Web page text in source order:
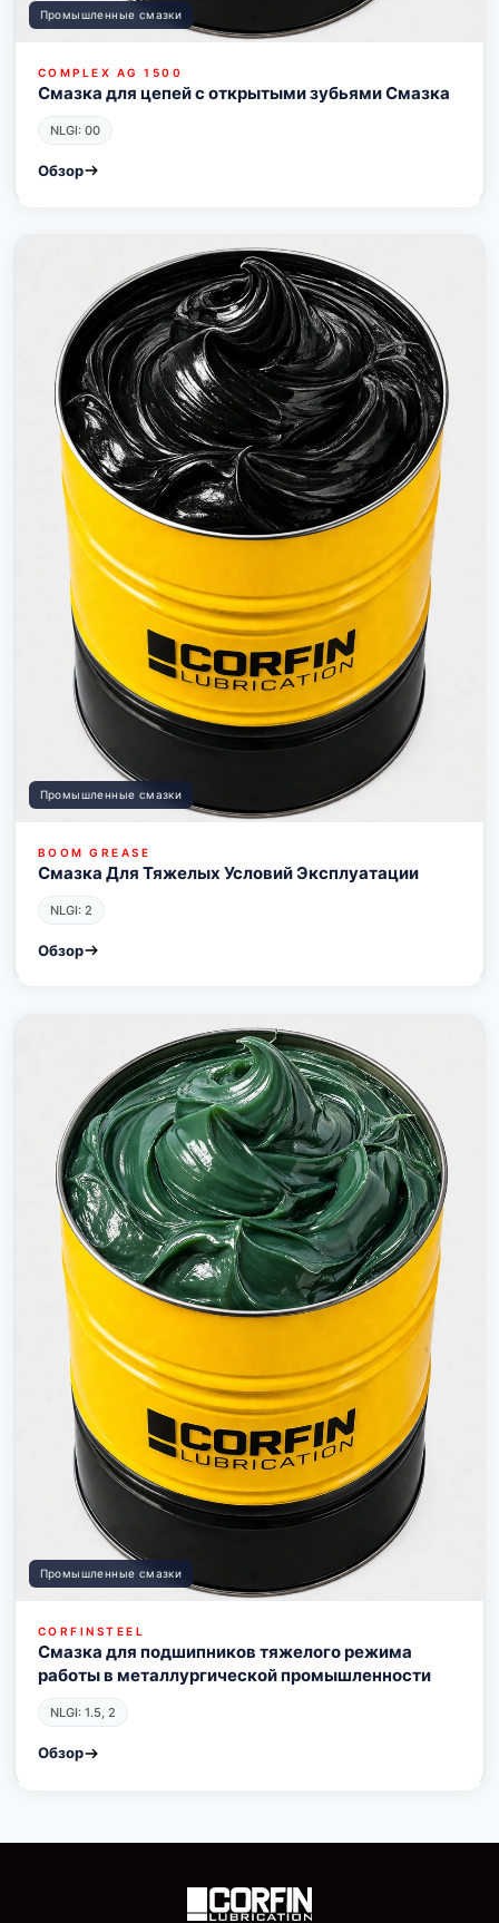
Промышленные смазки
COMPLEX AG 1500
Смазка для цепей с открытыми зубьями Смазка
NLGI: 00
Обзор
Промышленные смазки
BOOM GREASE
Смазка Для Тяжелых Условий Эксплуатации
NLGI: 2
Обзор
Промышленные смазки
CORFINSTEEL
Смазка для подшипников тяжелого режима
работы в металлургической промышленности
NLGI: 1.5, 2
Обзор